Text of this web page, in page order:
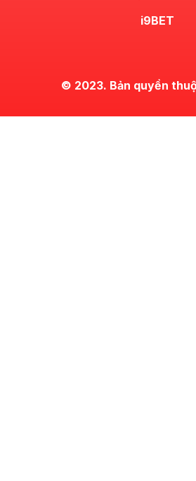
i9BET
© 2023. Bản quyền